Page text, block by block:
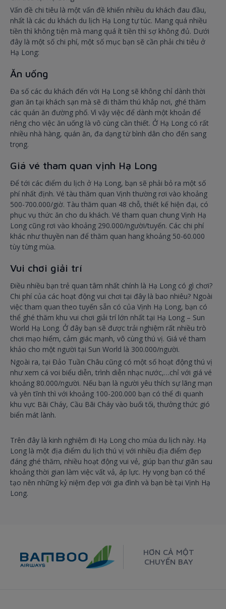
Vấn đề chi tiêu là một vấn đề khiến nhiều du khách đau đầu,
nhất là các du khách du lịch Hạ Long tự túc. Mang quá nhiều
tiền thì không tiện mà mang quá ít tiền thì sợ không đủ. Dưới
đây là một số chi phí, một số mục bạn sẽ cần phải chi tiêu ở
Hạ Long:
Ăn uống
Đa số các du khách đến với Hạ Long sẽ không chỉ dành thời
gian ăn tại khách sạn mà sẽ đi thăm thú khắp nơi, ghé thăm
các quán ăn đường phố. Vì vậy việc để dành một khoản để
riêng cho việc ăn uống là vô cùng cần thiết. Ở Hạ Long có rất
nhiều nhà hàng, quán ăn, đa dạng từ bình dân cho đến sang
trọng.
Giá vé tham quan vịnh Hạ Long
Để tới các điểm du lịch ở Hạ Long, bạn sẽ phải bỏ ra một số
phí nhất định. Vé tàu thăm quan Vịnh thường rơi vào khoảng
500-700.000/giờ. Tàu thăm quan 48 chỗ, thiết kế hiện đại, có
phục vụ thức ăn cho du khách. Vé tham quan chung Vịnh Hạ
Long cũng rơi vào khoảng 290.000/người/tuyến. Các chi phí
khác như thuyền nan để thăm quan hang khoảng 50-60.000
tùy từng mùa.
Vui chơi giải trí
Điều nhiều bạn trẻ quan tâm nhất chính là Hạ Long có gì chơi?
Chi phí của các hoạt động vui chơi tại đây là bao nhiêu? Ngoài
việc tham quan theo tuyến sẵn có của Vịnh Hạ Long, bạn có
thể ghé thăm khu vui chơi giải trí lớn nhất tại Hạ Long – Sun
World Hạ Long. Ở đây bạn sẽ được trải nghiệm rất nhiều trò
chơi mạo hiểm, cảm giác mạnh, vô cùng thú vị. Giá vé tham
khảo cho một người tại Sun World là 300.000/người.
Ngoài ra, tại Đảo Tuần Châu cũng có một số hoạt động thú vị
như xem cá voi biểu diễn, trình diễn nhạc nước,…chỉ với giá vé
khoảng 80.000/người. Nếu bạn là người yêu thích sự lãng mạn
và yên tĩnh thì với khoảng 100-200.000 bạn có thể đi quanh
khu vực Bãi Cháy, Cầu Bãi Cháy vào buổi tối, thưởng thức gió
biển mát lành.
Trên đây là kinh nghiệm đi Hạ Long cho mùa du lịch này. Hạ
Long là một địa điểm du lịch thú vị với nhiều địa điểm đẹp
đáng ghé thăm, nhiều hoạt động vui vẻ, giúp bạn thư giãn sau
khoảng thời gian làm việc vất vả, áp lực. Hy vọng bạn có thể
tạo nên những kỷ niệm đẹp với gia đình và bạn bè tại Vịnh Hạ
Long.
HƠN CẢ MỘT
CHUYẾN BAY